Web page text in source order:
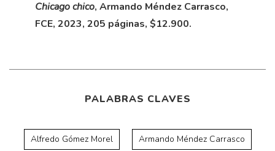
Chicago chico, Armando Méndez Carrasco,
FCE, 2023, 205 páginas, $12.900.
PALABRAS CLAVES
Alfredo Gómez Morel Armando Méndez Carrasco